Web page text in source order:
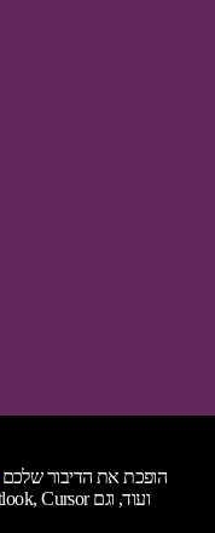
לטקסט מדויק בכל האפליקציות, כמו Slack, Outlook, Cursor ועוד, וגם